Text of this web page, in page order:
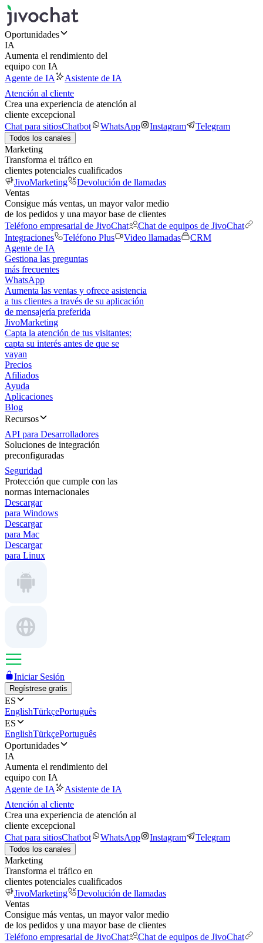
Oportunidades
IA
Aumenta el rendimiento del
equipo con IA
Agente de IA
Asistente de IA
Atención al cliente
Crea una experiencia de atención al
cliente excepcional
Chat para sitiosChatbot WhatsApp Instagram Telegram
Todos los canales
Marketing
Transforma el tráfico en
clientes potenciales cualificados
JivoMarketing
Devolución de llamadas
Ventas
Consigue más ventas, un mayor valor medio
de los pedidos y una mayor base de clientes
Teléfono empresarial de JivoChat
Chat de equipos de JivoChat
Integraciones
Teléfono Plus Video llamadas
CRM
Agente de IA
Gestiona las preguntas
más frecuentes
WhatsApp
Aumenta las ventas y ofrece asistencia
a tus clientes a través de su aplicación
de mensajería preferida
JivoMarketing
Capta la atención de tus visitantes:
capta su interés antes de que se
vayan
Precios
Afiliados
Ayuda
Aplicaciones
Blog
Recursos
API para Desarrolladores
Soluciones de integración
preconfiguradas
Seguridad
Protección que cumple con las
normas internacionales
Descargar
para Windows
Descargar
para Mac
Descargar
para Linux
Iniciar Sesión
Regístrese gratis
ES
EnglishTürkçePortuguês
ES
EnglishTürkçePortuguês
Oportunidades
IA
Aumenta el rendimiento del
equipo con IA
Agente de IA
Asistente de IA
Atención al cliente
Crea una experiencia de atención al
cliente excepcional
Chat para sitiosChatbot WhatsApp Instagram Telegram
Todos los canales
Marketing
Transforma el tráfico en
clientes potenciales cualificados
JivoMarketing
Devolución de llamadas
Ventas
Consigue más ventas, un mayor valor medio
de los pedidos y una mayor base de clientes
Teléfono empresarial de JivoChat
Chat de equipos de JivoChat